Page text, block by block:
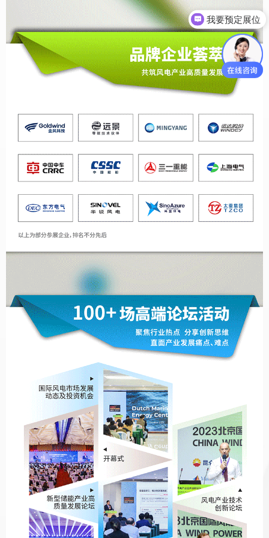
我要预定展位